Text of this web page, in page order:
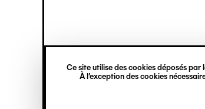
Ce site utilise des cookies déposés par
À l’exception des cookies
verticale